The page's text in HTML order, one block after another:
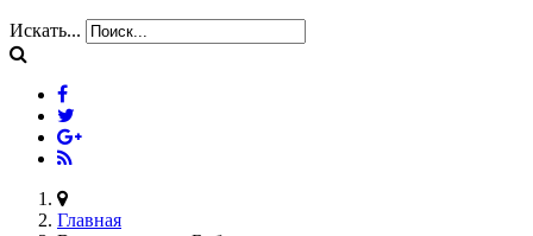
Искать...
Главная